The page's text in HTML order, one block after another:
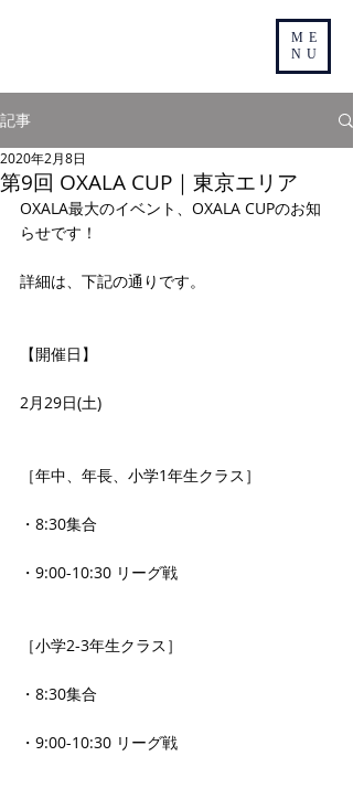
ME
NU
記事
第9回 OXALA CUP｜東京エリア
2020年2月8日
OXALA最大のイベント、OXALA CUPのお知
らせです！
詳細は、下記の通りです。
【開催日】
2月29日(土)
［年中、年長、小学1年生クラス］
・8:30集合
・9:00-10:30 リーグ戦
［小学2-3年生クラス］
・8:30集合
・9:00-10:30 リーグ戦